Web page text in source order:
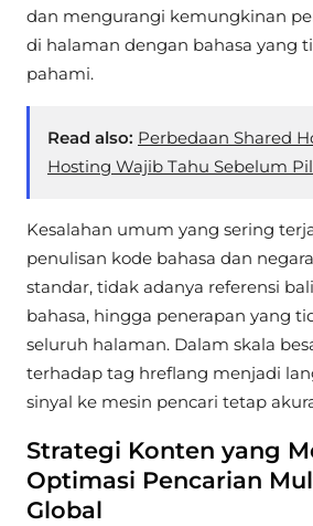
dan mengurangi kemungkinan
di halaman dengan bahasa yang
pahami.
Read also: Perbedaan Shared
Hosting Wajib Tahu Sebelum
Kesalahan umum yang sering
penulisan kode bahasa dan
standar, tidak adanya referensi
bahasa, hingga penerapan yang
seluruh halaman. Dalam skala
terhadap tag hreflang menjadi
sinyal ke mesin pencari tetap
Strategi Konten yang
Optimasi Pencarian
Global